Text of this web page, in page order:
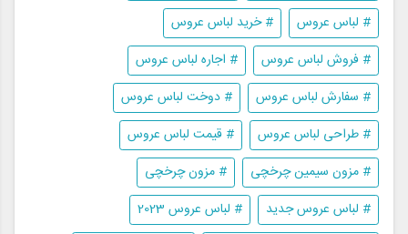
# لباس عروس
# خرید لباس عروس
# فروش لباس عروس
# اجاره لباس عروس
# سفارش لباس عروس
# دوخت لباس عروس
# طراحی لباس عروس
# قیمت لباس عروس
# مزون سیمین چرخچی
# مزون چرخچی
# لباس عروس جدید
# لباس عروس 2023